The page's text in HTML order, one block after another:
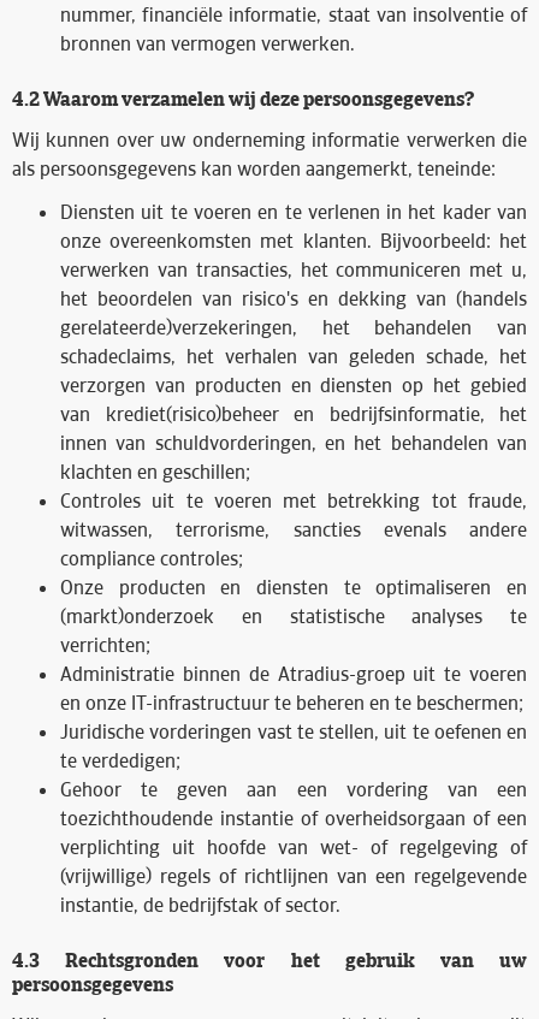
nummer, financiële informatie, staat van insolventie of
bronnen van vermogen verwerken.
4.2 Waarom verzamelen wij deze persoonsgegevens?
Wij kunnen over uw onderneming informatie verwerken die
als persoonsgegevens kan worden aangemerkt, teneinde:
Diensten uit te voeren en te verlenen in het kader van
onze overeenkomsten met klanten. Bijvoorbeeld: het
verwerken van transacties, het communiceren met u,
het beoordelen van risico's en dekking van (handels
gerelateerde)verzekeringen, het behandelen van
schadeclaims, het verhalen van geleden schade, het
verzorgen van producten en diensten op het gebied
van krediet(risico)beheer en bedrijfsinformatie, het
innen van schuldvorderingen, en het behandelen van
klachten en geschillen;
Controles uit te voeren met betrekking tot fraude,
witwassen, terrorisme, sancties evenals andere
compliance controles;
Onze producten en diensten te optimaliseren en
(markt)onderzoek en statistische analyses te
verrichten;
Administratie binnen de Atradius-groep uit te voeren
en onze IT-infrastructuur te beheren en te beschermen;
Juridische vorderingen vast te stellen, uit te oefenen en
te verdedigen;
Gehoor te geven aan een vordering van een
toezichthoudende instantie of overheidsorgaan of een
verplichting uit hoofde van wet- of regelgeving of
(vrijwillige) regels of richtlijnen van een regelgevende
instantie, de bedrijfstak of sector.
4.3 Rechtsgronden voor het gebruik van uw
persoonsgegevens